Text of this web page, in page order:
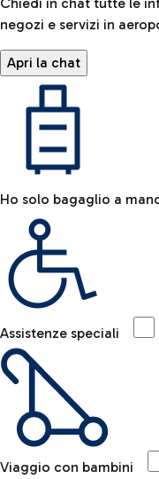
negozi e servizi in
Apri la chat
Ho solo bagaglio a
Assistenze speciali
Viaggio con bambini